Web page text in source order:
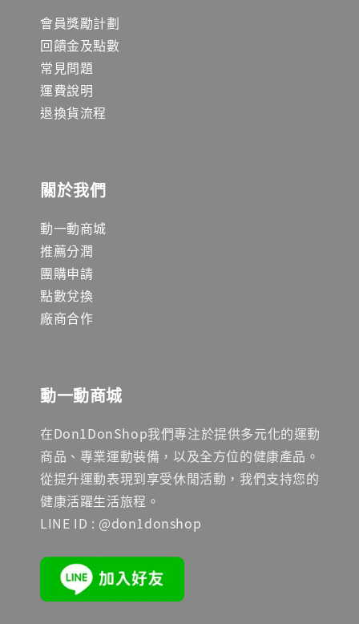
會員獎勵計劃
回饋金及點數
常見問題
運費說明
退換貨流程
關於我們
動一動商城
推薦分潤
團購申請
點數兌換
廠商合作
動一動商城
在Don1DonShop我們專注於提供多元化的運動
商品、專業運動裝備，以及全方位的健康產品。
從提升運動表現到享受休閒活動，我們支持您的
健康活躍生活旅程。
LINE ID : @don1donshop